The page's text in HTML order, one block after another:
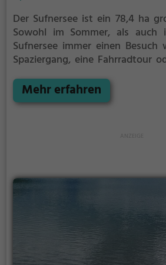
Der Sufnersee ist ein 78,4 ha
Sowohl im Sommer, als
Sufnersee immer einen
Spaziergang, eine Fahrradtour
Möglichkeiten für
Mehr erfahren